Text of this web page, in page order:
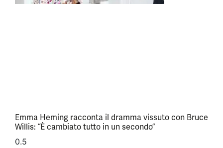
Emma Heming racconta il dramma vissuto con Bruce
Willis: “È cambiato tutto in un secondo”